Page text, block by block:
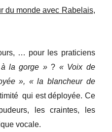
du monde avec Rabelais,
… pour les praticiens
la gorge »? « Voix de
», « la blancheur de
qui est déployée. Ce
les craintes, les
vocale.